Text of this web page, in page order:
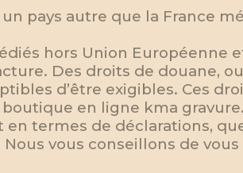
pays autre que la France
hors Union Européenne
Des droits de douane,
d’être exigibles. Ces
boutique en ligne kma
termes de déclarations,
vous conseillons de